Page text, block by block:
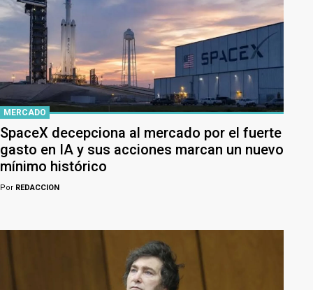
MERCADO
SpaceX decepciona al mercado por el fuerte
gasto en IA y sus acciones marcan un nuevo
mínimo histórico
Por REDACCION